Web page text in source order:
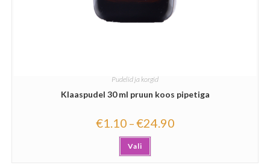
Pudelid ja korgid
Klaaspudel 30 ml pruun koos pipetiga
€1.10 –€24.90
Vali